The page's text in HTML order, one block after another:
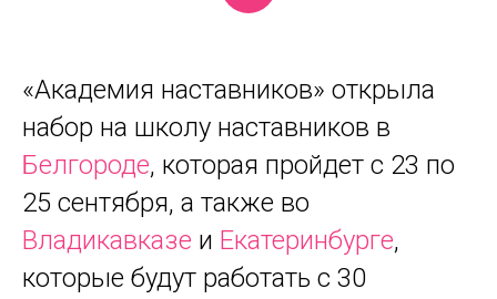
«Академия наставников» открыла
набор на школу наставников в
Белгороде, которая пройдет с 23 по
25 сентября, а также во
Владикавказе и Екатеринбурге,
которые будут работать с 30